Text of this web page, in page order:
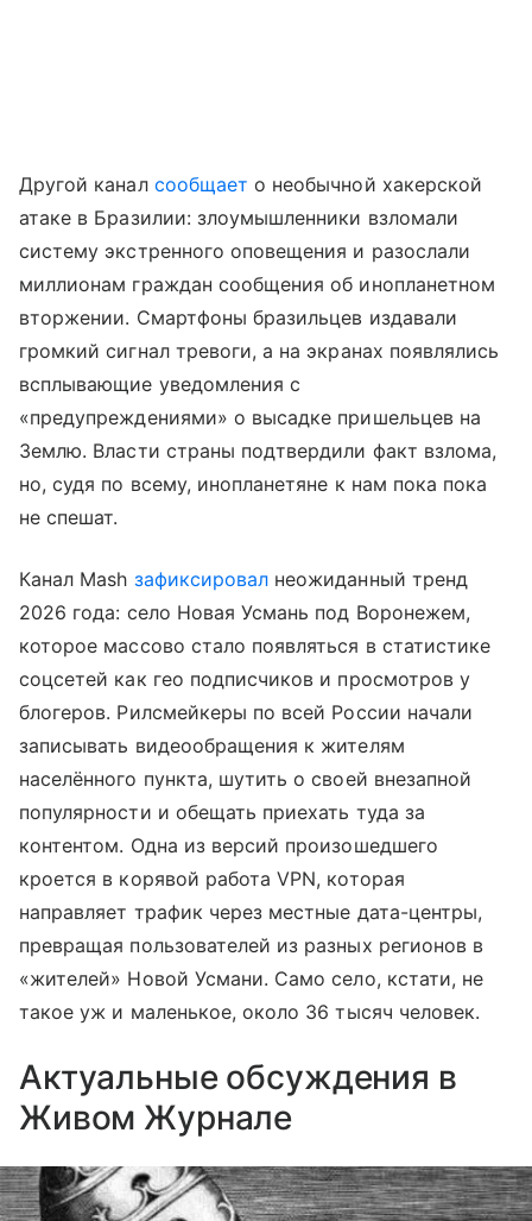
Другой канал сообщает о необычной хакерской
атаке в Бразилии: злоумышленники взломали
систему экстренного оповещения и разослали
миллионам граждан сообщения об инопланетном
вторжении. Смартфоны бразильцев издавали
громкий сигнал тревоги, а на экранах появлялись
всплывающие уведомления с
«предупреждениями» о высадке пришельцев на
Землю. Власти страны подтвердили факт взлома,
но, судя по всему, инопланетяне к нам пока пока
не спешат.
Канал Mash зафиксировал неожиданный тренд
2026 года: село Новая Усмань под Воронежем,
которое массово стало появляться в статистике
соцсетей как гео подписчиков и просмотров у
блогеров. Рилсмейкеры по всей России начали
записывать видеообращения к жителям
населённого пункта, шутить о своей внезапной
популярности и обещать приехать туда за
контентом. Одна из версий произошедшего
кроется в корявой работа VPN, которая
направляет трафик через местные дата-центры,
превращая пользователей из разных регионов в
«жителей» Новой Усмани. Само село, кстати, не
такое уж и маленькое, около 36 тысяч человек.
Актуальные обсуждения в
Живом Журнале